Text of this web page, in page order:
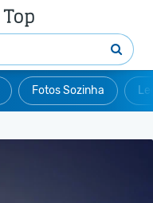
Fotos Sozinha